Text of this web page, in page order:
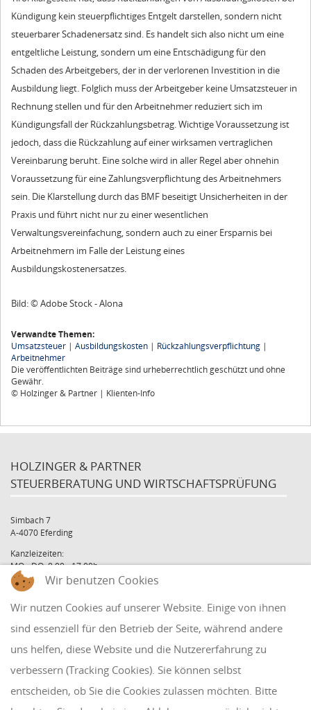
Kündigung kein steuerpflichtiges Entgelt darstellen, sondern nicht
steuerbarer Schadenersatz sind. Es handelt sich also nicht um eine
entgeltliche Leistung, sondern um eine Entschädigung für den
Schaden des Arbeitgebers, der in der verlorenen Investition in die
Ausbildung liegt. Folglich muss der Arbeitgeber keine Umsatzsteuer in
Rechnung stellen und für den Arbeitnehmer reduziert sich im
Kündigungsfall der Rückzahlungsbetrag. Wichtige Voraussetzung ist
jedoch, dass die Rückzahlung auf einer wirksamen vertraglichen
Vereinbarung beruht. Eine solche wird in aller Regel aber ohnehin
Voraussetzung für eine Zahlungsverpflichtung des Arbeitnehmers
sein. Die Klarstellung durch das BMF beseitigt Unsicherheiten in der
Praxis und führt nicht nur zu einer wesentlichen
Verwaltungsvereinfachung, sondern auch zu einer Ersparnis bei
Arbeitnehmern im Falle der Leistung eines
Ausbildungskostenersatzes.
Bild: © Adobe Stock - Alona
Verwandte Themen:
Umsatzsteuer | Ausbildungskosten | Rückzahlungsverpflichtung |
Arbeitnehmer
Die veröffentlichten Beiträge sind urheberrechtlich geschützt und ohne
Gewähr.
© Holzinger & Partner | Klienten-Info
HOLZINGER & PARTNER
STEUERBERATUNG UND WIRTSCHAFTSPRÜFUNG
Simbach 7
A-4070 Eferding
Kanzleizeiten:
MO - DO: 8:00 - 17:00h
FR: 8:00 - 12:00h
Tel: +43 7272 39 79 - 0
Fax: +43 7272 39 79 - 9
QUICKLINKS
Klientenbereich
Wir benutzen Cookies
Wir nutzen Cookies auf unserer Website. Einige von ihnen
sind essenziell für den Betrieb der Seite, während andere
uns helfen, diese Website und die Nutzererfahrung zu
verbessern (Tracking Cookies). Sie können selbst
entscheiden, ob Sie die Cookies zulassen möchten. Bitte